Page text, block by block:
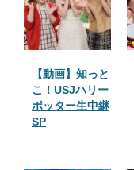
【動画】知っと
こ！USJハリー
ポッター生中継
SP